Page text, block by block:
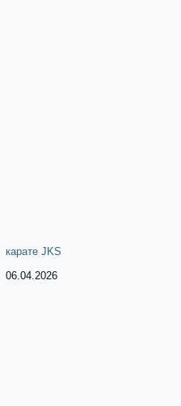
карате JKS
06.04.2026